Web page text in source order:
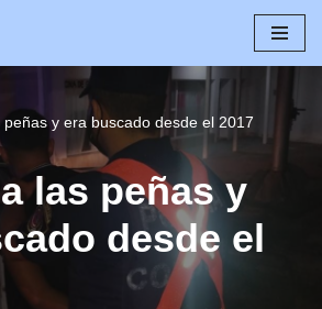
peñas y era buscado desde el 2017
las peñas y
desde el